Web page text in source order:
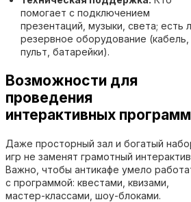
помогает с подключением
презентаций, музыки, света; есть
резервное оборудование (кабель,
пульт, батарейки).
Возможности для
проведения
интерактивных программ
Даже просторный зал и богатый
игр не заменят грамотный
Важно, чтобы антикафе умело
с программой: квестами, квизами,
мастер-классами, шоу-блоками.